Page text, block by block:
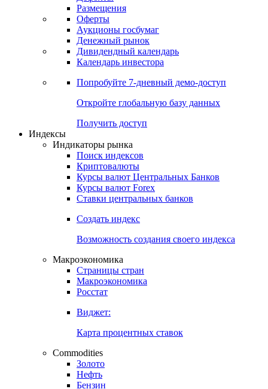
Получить доступ
Календарь
Календарь событий
Дефолты
Размещения
Оферты
Денежный рынок
Календарь инвестора
Попробуйте7-дневный
Откройте глобальную базу данных
Получить доступ
Индикаторы рынка
Поиск индексов
Курсы валют Центральных Банков
Ставки центральных банков
Создать индекс
Возможность создания своего индекса
Страницы стран
Росстат
Виджет:
Карта процентных ставок